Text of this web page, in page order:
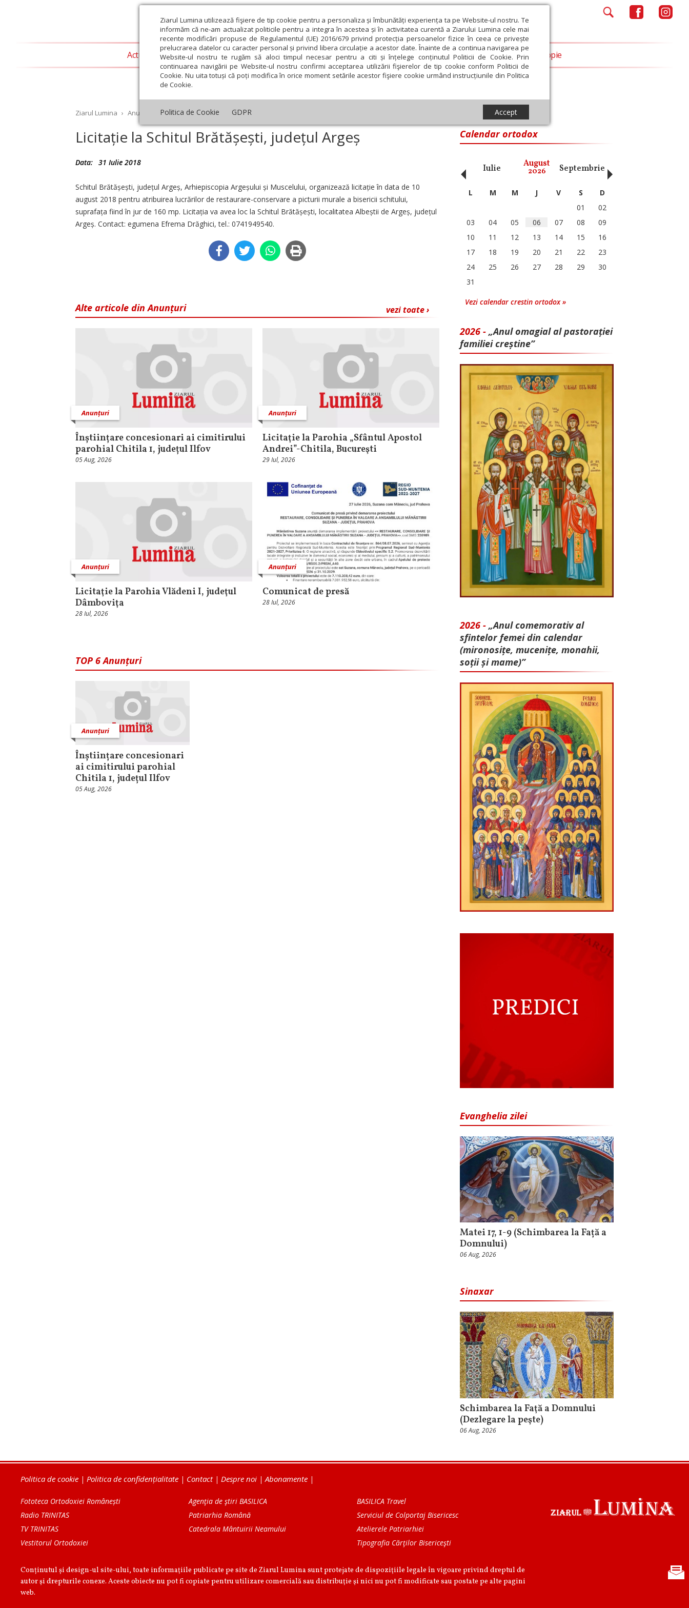
Ziarul Lumina utilizează fişiere de tip cookie pentru a personaliza și îmbunătăți experiența ta pe Website-ul nostru. Te
informăm că ne-am actualizat politicile pentru a integra în acestea și în activitatea curentă a Ziarului Lumina cele mai
recente modificări propuse de Regulamentul (UE) 2016/679 privind protecția persoanelor fizice în ceea ce privește
prelucrarea datelor cu caracter personal și privind libera circulație a acestor date. Înainte de a continua navigarea pe
Website-ul nostru te rugăm să aloci timpul necesar pentru a citi și înțelege conținutul Politicii de Cookie. Prin
continuarea navigării pe Website-ul nostru confirmi acceptarea utilizării fişierelor de tip cookie conform Politicii de
Cookie. Nu uita totuși că poți modifica în orice moment setările acestor fişiere cookie urmând instrucțiunile din Politica
de Cookie.
Politica de Cookie GDPR Accept
Actualitate religioasă Teologie și spiritualitate Educaţie și Cultură Societate Opinii Filantropie
Ziarul Lumina › Anunțuri › Licitație la Schitul Brătășești, județul Argeș
Licitație la Schitul Brătășești, județul Argeș
Data: 31 Iulie 2018
Schitul Brătășești, județul Argeș, Arhiepiscopia Argeșului și Muscelului, organizează licitație în data de 10
august 2018 pentru atribuirea lucrărilor de restaurare-conservare a picturii murale a bisericii schitului,
suprafața fiind în jur de 160 mp. Licitația va avea loc la Schitul Brătășești, localitatea Albeștii de Argeș, județul
Argeș. Contact: egumena Efrema Drăghici, tel.: 0741949540.
vezi toate ›
Alte articole din Anunțuri
Anunțuri
Înștiințare concesionari ai cimitirului
parohial Chitila 1, județul Ilfov
05 Aug, 2026
Anunțuri
Licitaţie la Parohia „Sfântul Apostol
Andrei”-Chitila, Bucureşti
29 Iul, 2026
Anunțuri
Licitaţie la Parohia Vlădeni I, judeţul
Dâmboviţa
28 Iul, 2026
Anunțuri
Comunicat de presă
28 Iul, 2026
TOP 6 Anunțuri
Anunțuri
Înștiințare concesionari
ai cimitirului parohial
Chitila 1, județul Ilfov
05 Aug, 2026
Calendar ortodox
Octombrie Noiembrie Iulie August
2026 Septembrie Octombrie
‹ L M M J V S
D
01
02
03
04 05 06 07 08
09
10
11 12 13 14 15
16
17
18 19 20 21 22
23
24
25 26 27 28 29
30
31
Vezi calendar crestin ortodox »
2026 - „Anul omagial al pastorației
familiei creștine”
2026 - „Anul comemorativ al
sfintelor femei din calendar
(mironosițe, mu­cenițe, monahii,
soții și mame)”
Evanghelia zilei
Matei 17, 1-9 (Schimbarea la Față a
Domnului)
06 Aug, 2026
Sinaxar
Schimbarea la Faţă a Domnului
(Dezlegare la peşte)
06 Aug, 2026
Politica de cookie | Politica de confidențialitate | Contact| Despre noi |Abonamente |
Fototeca Ortodoxiei Românești
Radio TRINITAS
TV TRINITAS
Vestitorul Ortodoxiei
Agenţia de ştiri BASILICA
Patriarhia Română
Catedrala Mântuirii Neamului
BASILICA Travel
Serviciul de Colportaj Bisericesc
Atelierele Patriarhiei
Tipografia Cărţilor Bisericeşti
Conținutul și design-ul site-ului, toate informaţiile publicate pe site de Ziarul Lumina sunt protejate de dispoziţiile legale în vigoare privind dreptul de
autor şi drepturile conexe. Aceste obiecte nu pot fi copiate pentru utilizare comercială sau distribuţie şi nici nu pot fi modificate sau postate pe alte pagini
web.